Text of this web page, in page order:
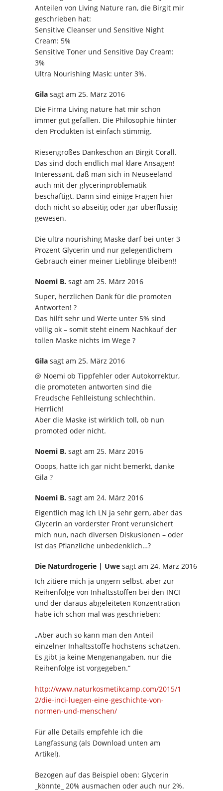
Anteilen von Living Nature ran, die Birgit mir
geschrieben hat:
Sensitive Cleanser und Sensitive Night
Cream: 5%
Sensitive Toner und Sensitive Day Cream:
3%
Ultra Nourishing Mask: unter 3%.
Gila sagt am 25. März 2016
Die Firma Living nature hat mir schon
immer gut gefallen. Die Philosophie hinter
den Produkten ist einfach stimmig.
Riesengroßes Dankeschön an Birgit Corall.
Das sind doch endlich mal klare Ansagen!
Interessant, daß man sich in Neuseeland
auch mit der glycerinproblematik
beschäftigt. Dann sind einige Fragen hier
doch nicht so abseitig oder gar überflüssig
gewesen.
Die ultra nourishing Maske darf bei unter 3
Prozent Glycerin und nur gelegentlichem
Gebrauch einer meiner Lieblinge bleiben!!
Noemi B. sagt am 25. März 2016
Super, herzlichen Dank für die promoten
Antworten! ?
Das hilft sehr und Werte unter 5% sind
völlig ok – somit steht einem Nachkauf der
tollen Maske nichts im Wege ?
Gila sagt am 25. März 2016
@ Noemi ob Tippfehler oder Autokorrektur,
die promoteten antworten sind die
Freudsche Fehlleistung schlechthin.
Herrlich!
Aber die Maske ist wirklich toll, ob nun
promoted oder nicht.
Noemi B. sagt am 25. März 2016
Ooops, hatte ich gar nicht bemerkt, danke
Gila ?
Noemi B. sagt am 24. März 2016
Eigentlich mag ich LN ja sehr gern, aber das
Glycerin an vorderster Front verunsichert
mich nun, nach diversen Diskusionen – oder
ist das Pflanzliche unbedenklich…?
Die Naturdrogerie | Uwe sagt am 24. März 2016
Ich zitiere mich ja ungern selbst, aber zur
Reihenfolge von Inhaltsstoffen bei den INCI
und der daraus abgeleiteten Konzentration
habe ich schon mal was geschrieben:
„Aber auch so kann man den Anteil
einzelner Inhaltsstoffe höchstens schätzen.
Es gibt ja keine Mengenangaben, nur die
Reihenfolge ist vorgegeben.“
http://www.naturkosmetikcamp.com/2015/1
2/die-inci-luegen-eine-geschichte-von-
normen-und-menschen/
Für alle Details empfehle ich die
Langfassung (als Download unten am
Artikel).
Bezogen auf das Beispiel oben: Glycerin
_könnte_ 20% ausmachen oder auch nur 2%.